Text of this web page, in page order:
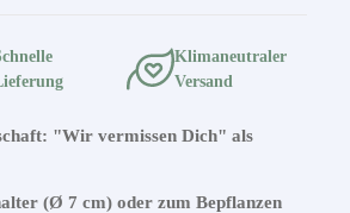
Klimaneutraler
Versand
"Wir vermissen Dich" als
(Ø 7 cm) oder zum Bepflanzen